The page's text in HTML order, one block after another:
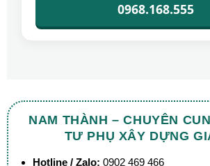
0968.168.555
NAM THÀNH – CHUYÊN
TƯ PHỤ XÂY DỰNG
Hotline / Zalo: 0902 469 466